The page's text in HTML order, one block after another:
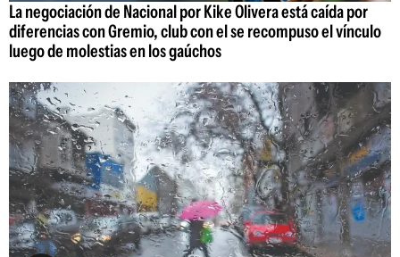
La negociación de Nacional por Kike Olivera está caída por
diferencias con Gremio, club con el se recompuso el vínculo
luego de molestias en los gaúchos